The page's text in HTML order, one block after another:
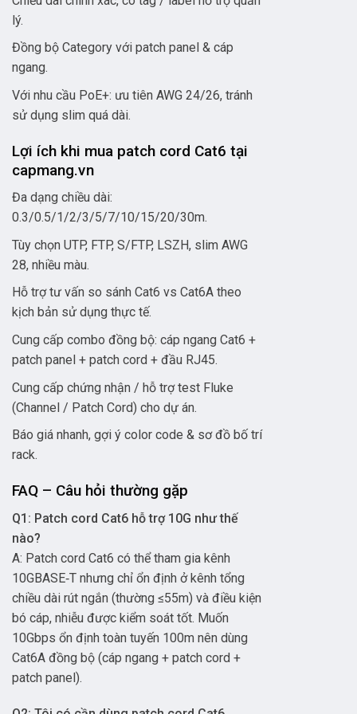
lý.
Đồng bộ Category với patch panel & cáp
ngang.
Với nhu cầu PoE+: ưu tiên AWG 24/26, tránh
sử dụng slim quá dài.
Lợi ích khi mua patch cord Cat6 tại
capmang.vn
Đa dạng chiều dài:
0.3/0.5/1/2/3/5/7/10/15/20/30m.
Tùy chọn UTP, FTP, S/FTP, LSZH, slim AWG
28, nhiều màu.
Hỗ trợ tư vấn so sánh Cat6 vs Cat6A theo
kịch bản sử dụng thực tế.
Cung cấp combo đồng bộ: cáp ngang Cat6 +
patch panel + patch cord + đầu RJ45.
Cung cấp chứng nhận / hỗ trợ test Fluke
(Channel / Patch Cord) cho dự án.
Báo giá nhanh, gợi ý color code & sơ đồ bố trí
rack.
FAQ – Câu hỏi thường gặp
Q1: Patch cord Cat6 hỗ trợ 10G như thế
nào?
A: Patch cord Cat6 có thể tham gia kênh
10GBASE‑T nhưng chỉ ổn định ở kênh tổng
chiều dài rút ngắn (thường ≤55m) và điều kiện
bó cáp, nhiễu được kiểm soát tốt. Muốn
10Gbps ổn định toàn tuyến 100m nên dùng
Cat6A đồng bộ (cáp ngang + patch cord +
patch panel).